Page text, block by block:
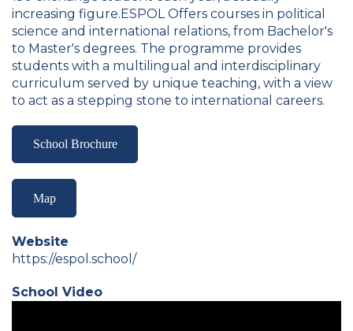
increasing figure.ESPOL Offers courses in political
science and international relations, from Bachelor's
to Master's degrees. The programme provides
students with a multilingual and interdisciplinary
curriculum served by unique teaching, with a view
to act as a stepping stone to international careers.
School Brochure
Map
Website
https://espol.school/
School Video